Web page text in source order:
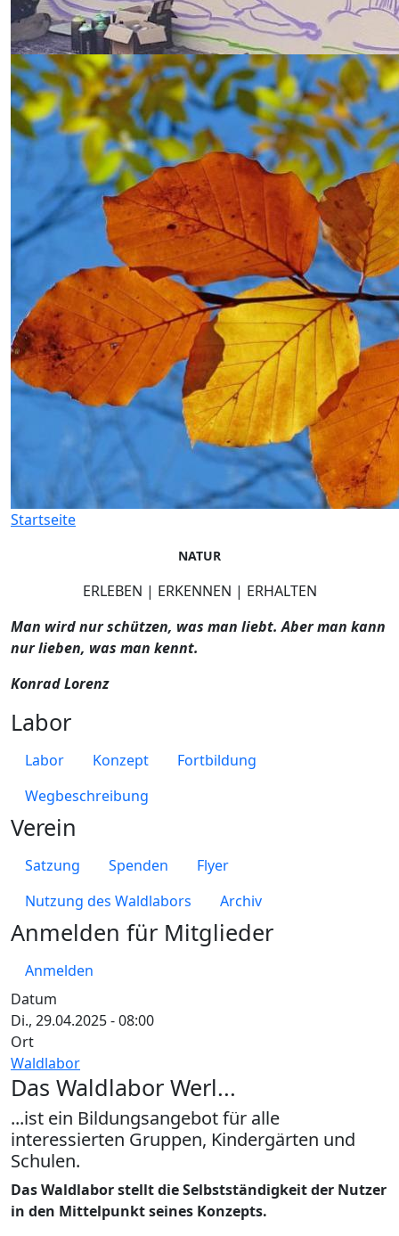
Startseite
Datum
Di., 29.04.2025 - 08:00
Ort
Waldlabor
NATUR
ERLEBEN | ERKENNEN | ERHALTEN
Man wird nur schützen, was man liebt. Aber man kann
nur lieben, was man kennt.
Konrad Lorenz
Labor
Labor Konzept
Fortbildung
Wegbeschreibung
Verein
Satzung Spenden
Flyer
Nutzung des Waldlabors
Archiv
Anmelden für Mitglieder
Anmelden
Das Waldlabor Werl...
...ist ein Bildungsangebot für alle
interessierten Gruppen, Kindergärten und
Schulen.
Das Waldlabor stellt die Selbstständigkeit der Nutzer
in den Mittelpunkt seines Konzepts.